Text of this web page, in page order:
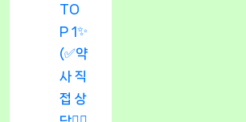
TO
P 1✨
(✅약
사 직
접 상